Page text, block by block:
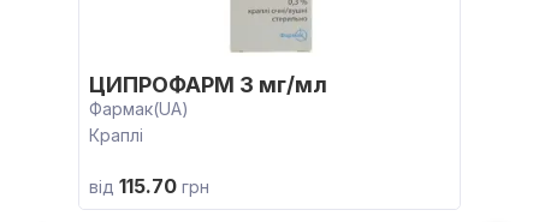
ЦИПРОФАРМ 3 мг/мл
Фармак(UA)
Краплі
від 115.70 грн